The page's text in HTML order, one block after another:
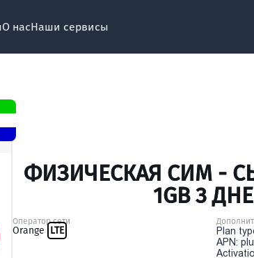
О насНаши сервисы
ФИЗИЧЕСКАЯ СИМ -
1GB 3
Оператор сети
Orange LTE
Plan
APN: